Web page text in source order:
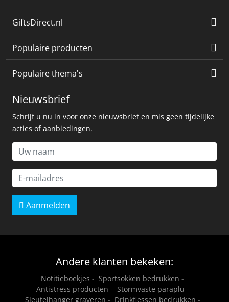
GiftsDirect.nl
Populaire producten
Populaire thema's
Nieuwsbrief
Schrijf u nu in voor onze nieuwsbrief en mis geen tijdelijke
acties of aanbiedingen.
Aanmelden
Andere klanten bekeken:
Notitieboekjes - Sportsokken bedrukken -
Antistress producten - Stormvaste paraplu -
Sleutelhanger graveren - Drinkflessen bedrukken -